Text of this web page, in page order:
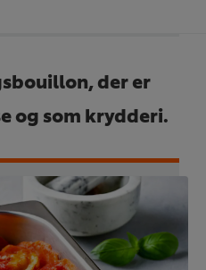
der er
og som krydderi.